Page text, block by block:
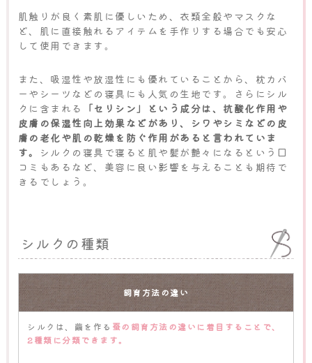
肌触りが良く素肌に優しいため、衣類全般やマスクな
ど、肌に直接触れるアイテムを手作りする場合でも安心
して使用できます。
また、吸湿性や放湿性にも優れていることから、枕カバ
ーやシーツなどの寝具にも人気の生地です。さらにシル
クに含まれる
「セリシン」という成分は、抗酸化作用や
皮膚の保湿性向上効果などがあり、シワやシミなどの皮
膚の老化や肌の乾燥を防ぐ作用があると言われていま
す。
シルクの寝具で寝ると肌や髪が艶々になるという口
コミもあるなど、美容に良い影響を与えることも期待で
きるでしょう。
シルクの種類
飼育方法の違い
シルクは、繭を作る 蚕の飼育方法の違いに着目することで、
2種類に分類できます。